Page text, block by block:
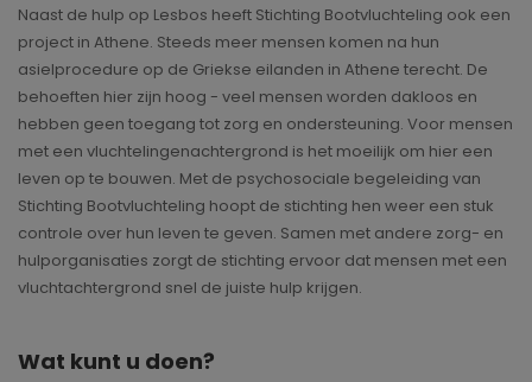
Naast de hulp op Lesbos heeft Stichting Bootvluchteling ook een
project in Athene. Steeds meer mensen komen na hun
asielprocedure op de Griekse eilanden in Athene terecht. De
behoeften hier zijn hoog - veel mensen worden dakloos en
hebben geen toegang tot zorg en ondersteuning. Voor mensen
met een vluchtelingenachtergrond is het moeilijk om hier een
leven op te bouwen. Met de psychosociale begeleiding van
Stichting Bootvluchteling hoopt de stichting hen weer een stuk
controle over hun leven te geven. Samen met andere zorg- en
hulporganisaties zorgt de stichting ervoor dat mensen met een
vluchtachtergrond snel de juiste hulp krijgen.
Wat kunt u doen?